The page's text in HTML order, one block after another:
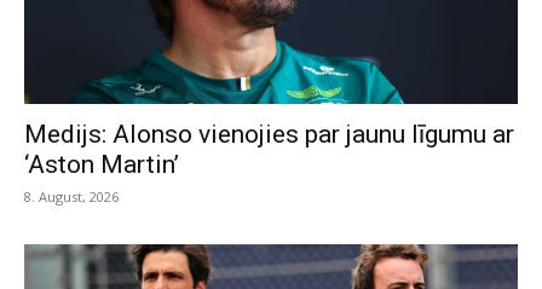
Medijs: Alonso vienojies par jaunu līgumu ar
‘Aston Martin’
8. August, 2026